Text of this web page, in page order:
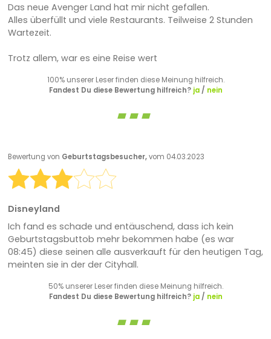
Das neue Avenger Land hat mir nicht gefallen.
Alles überfüllt und viele Restaurants. Teilweise 2 Stunden
Wartezeit.
Trotz allem, war es eine Reise wert
100% unserer Leser finden diese Meinung hilfreich.
Fandest Du diese Bewertung hilfreich? ja/ nein
Bewertung von Geburtstagsbesucher,vom 04.03.2023
Disneyland
Ich fand es schade und entäuschend, dass ich kein
Geburtstagsbuttob mehr bekommen habe (es war
08:45) diese seinen alle ausverkauft für den heutigen Tag,
meinten sie in der der Cityhall.
50% unserer Leser finden diese Meinung hilfreich.
Fandest Du diese Bewertung hilfreich? ja/ nein